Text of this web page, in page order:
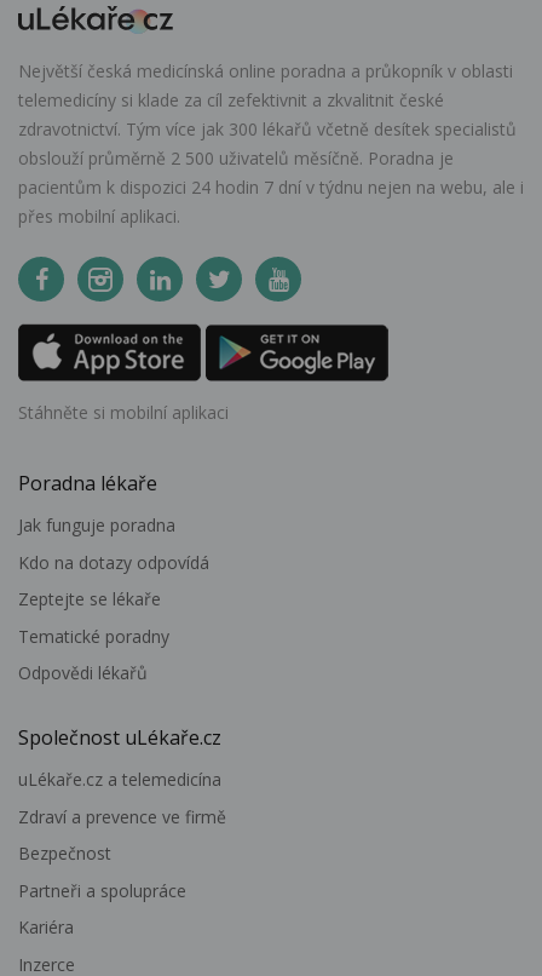
Největší česká medicínská online poradna a průkopník v oblasti
telemedicíny si klade za cíl zefektivnit a zkvalitnit české
zdravotnictví. Tým více jak 300 lékařů včetně desítek specialistů
obslouží průměrně 2 500 uživatelů měsíčně. Poradna je
pacientům k dispozici 24 hodin 7 dní v týdnu nejen na webu, ale i
přes mobilní aplikaci.
Stáhněte si mobilní aplikaci
Poradna lékaře
Jak funguje poradna
Kdo na dotazy odpovídá
Zeptejte se lékaře
Tematické poradny
Odpovědi lékařů
Společnost uLékaře.cz
uLékaře.cz a telemedicína
Zdraví a prevence ve firmě
Bezpečnost
Partneři a spolupráce
Kariéra
Inzerce